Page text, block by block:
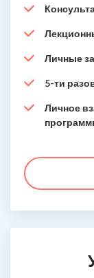
Личные
5-ти
Личное